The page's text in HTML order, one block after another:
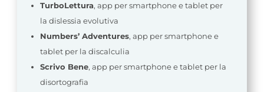
TurboLettura, app per smartphone e tablet per
la dislessia evolutiva
Numbers’ Adventures, app per smartphone e
tablet per la discalculia
Scrivo Bene, app per smartphone e tablet per la
disortografia